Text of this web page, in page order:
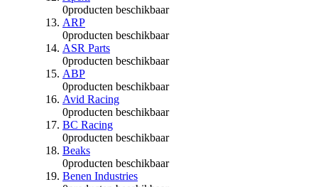
0producten beschikbaar
ARP
0producten beschikbaar
ASR Parts
0producten beschikbaar
ABP
0producten beschikbaar
Avid Racing
0producten beschikbaar
BC Racing
0producten beschikbaar
Beaks
0producten beschikbaar
Benen Industries